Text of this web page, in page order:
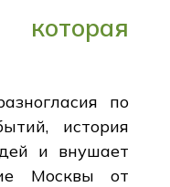
по
история
и внушает
Москвы от